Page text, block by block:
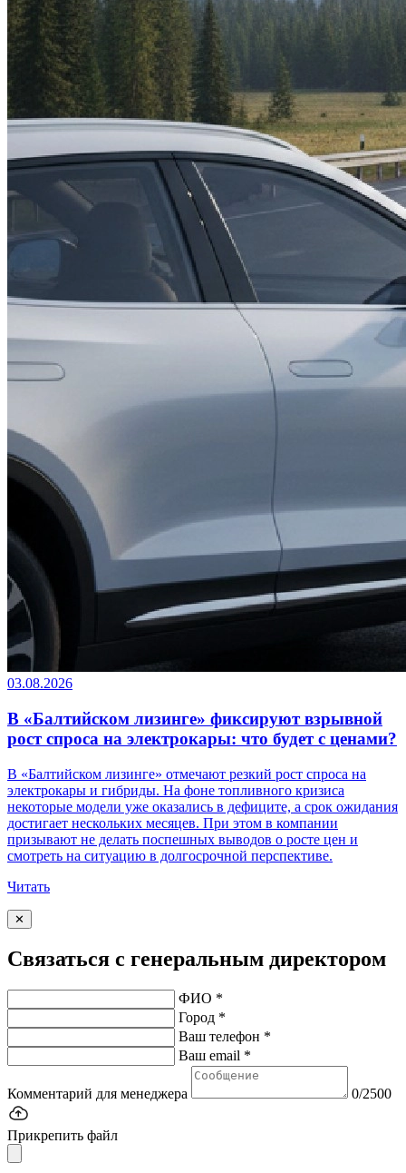
03.08.2026
В «Балтийском лизинге» фиксируют взрывной
рост спроса на электрокары: что будет с ценами?
В «Балтийском лизинге» отмечают резкий рост спроса на
электрокары и гибриды. На фоне топливного кризиса
некоторые модели уже оказались в дефиците, а срок ожидания
достигает нескольких месяцев. При этом в компании
призывают не делать поспешных выводов о росте цен и
смотреть на ситуацию в долгосрочной перспективе.
Читать
✕
Связаться с генеральным директором
ФИО *
Город *
Ваш телефон *
Ваш email *
Комментарий для менеджера 0/2500
Прикрепить файл